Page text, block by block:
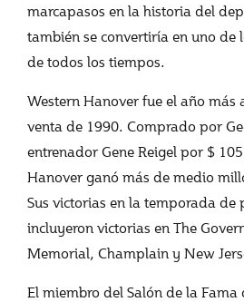
marcapasos en la historia del
también se convertiría en uno de
de todos los tiempos.
Western Hanover fue el año más
venta de 1990. Comprado por
entrenador Gene Reigel por $
Hanover ganó más de medio
Sus victorias en la temporada de
incluyeron victorias en The
Memorial, Champlain y New
El miembro del Salón de la Fama